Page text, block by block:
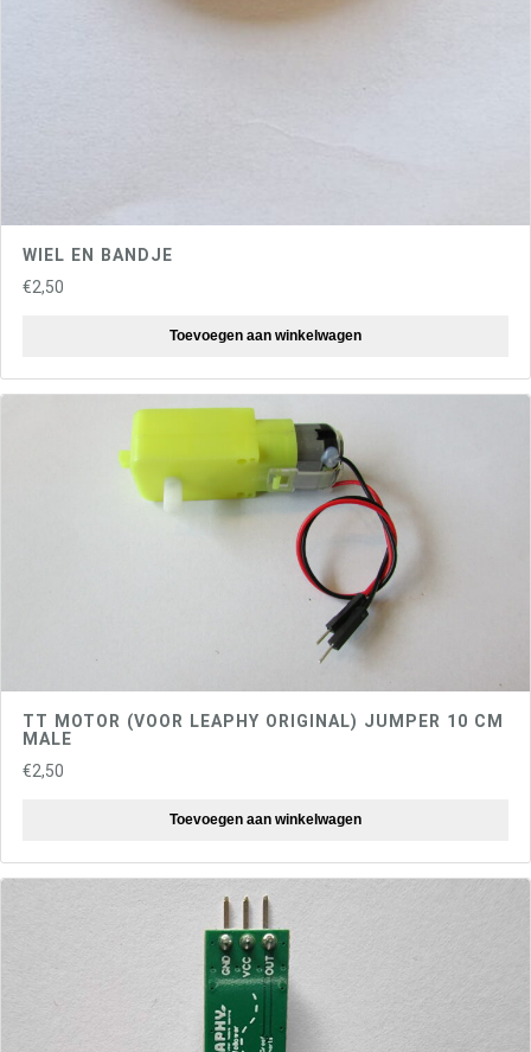
WIEL EN BANDJE
€2,50
Toevoegen aan winkelwagen
TT MOTOR (VOOR LEAPHY ORIGINAL) JUMPER 10 CM
MALE
€2,50
Toevoegen aan winkelwagen